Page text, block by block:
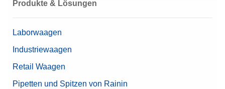
Produkte & Lösungen
Laborwaagen
Industriewaagen
Retail Waagen
Pipetten und Spitzen von Rainin